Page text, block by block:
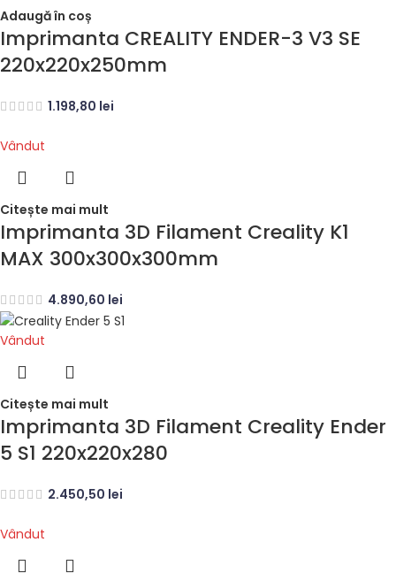
Adaugă în coș
Imprimanta CREALITY ENDER-3 V3 SE
220x220x250mm
1.198,80 lei
Vândut
Citește mai mult
Imprimanta 3D Filament Creality K1
MAX 300x300x300mm
4.890,60 lei
Vândut
Citește mai mult
Imprimanta 3D Filament Creality Ender
5 S1 220x220x280
2.450,50 lei
Vândut